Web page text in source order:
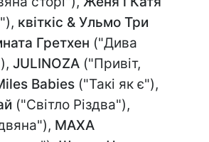
квіткіс & Ульмо Три
Гретхен ("Дива
JULINOZA ("Привіт,
Babies ("Такі як є"),
("Світло Різдва"),
МАХА